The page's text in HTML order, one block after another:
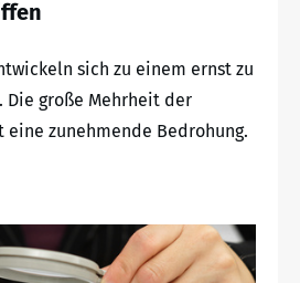
sich zu einem ernst zu
Die große Mehrheit der
zunehmende Bedrohung.